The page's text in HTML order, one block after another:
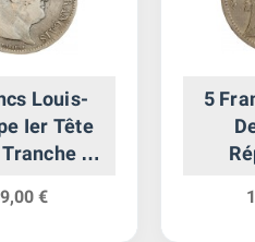
Louis-
Ier Tête
en
€
5